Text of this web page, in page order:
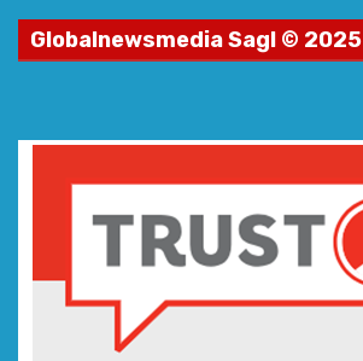
Globalnewsmedia Sagl © 2025